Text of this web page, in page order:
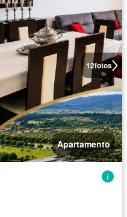
12fotos
Apartamento